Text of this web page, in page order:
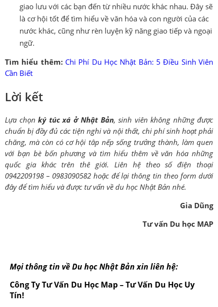
giao lưu với các bạn đến từ nhiều nước khác nhau. Đây sẽ
là cơ hội tốt để tìm hiểu về văn hóa và con người của các
nước khác, cũng như rèn luyện kỹ năng giao tiếp và ngoại
ngữ.
Tìm hiểu thêm: Chi Phí Du Học Nhật Bản: 5 Điều Sinh Viên
Cần Biết
Lời kết
Lựa chọn ký túc xá ở Nhật Bản, sinh viên không những được
chuẩn bị đầy đủ các tiện nghi và nội thất, chi phí sinh hoạt phải
chăng, mà còn có cơ hội tâp nếp sống trưởng thành, làm quen
với bạn bè bốn phương và tìm hiểu thêm về văn hóa những
quốc gia khác trên thê giới. Liên hệ theo số điện thoại
0942209198 – 0983090582 hoặc để lại thông tin theo form dưới
đây để tìm hiểu và được tư vấn về du học Nhật Bản nhé.
Gia Dũng
Tư vấn Du học MAP
Mọi thông tin về Du học Nhật Bản xin liên hệ:
Công Ty Tư Vấn Du Học Map – Tư Vấn Du Học Uy
Tín!